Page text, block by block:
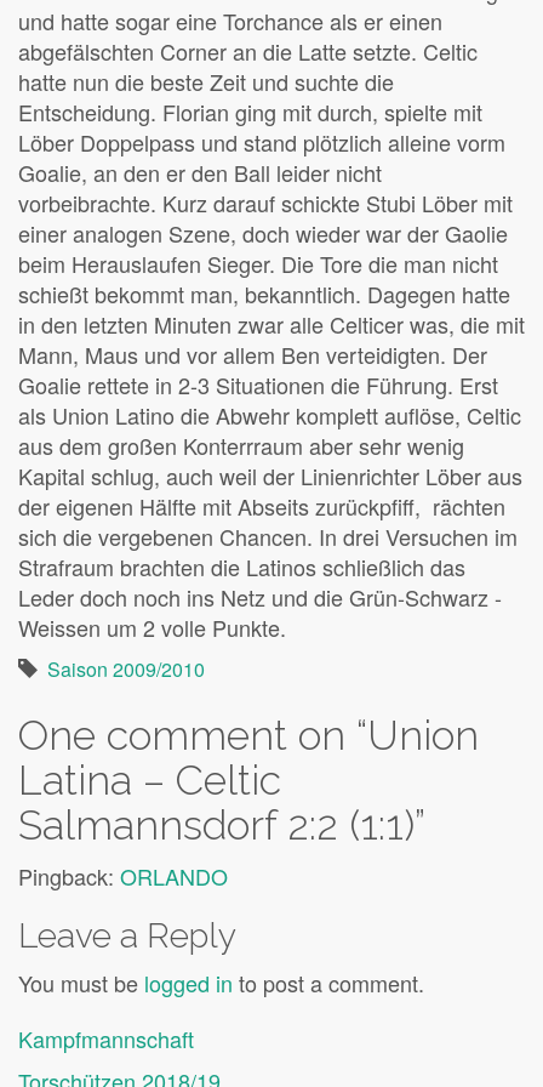
und hatte sogar eine Torchance als er einen
abgefälschten Corner an die Latte setzte. Celtic
hatte nun die beste Zeit und suchte die
Entscheidung. Florian ging mit durch, spielte mit
Löber Doppelpass und stand plötzlich alleine vorm
Goalie, an den er den Ball leider nicht
vorbeibrachte. Kurz darauf schickte Stubi Löber mit
einer analogen Szene, doch wieder war der Gaolie
beim Herauslaufen Sieger. Die Tore die man nicht
schießt bekommt man, bekanntlich. Dagegen hatte
in den letzten Minuten zwar alle Celticer was, die mit
Mann, Maus und vor allem Ben verteidigten. Der
Goalie rettete in 2-3 Situationen die Führung. Erst
als Union Latino die Abwehr komplett auflöse, Celtic
aus dem großen Konterrraum aber sehr wenig
Kapital schlug, auch weil der Linienrichter Löber aus
der eigenen Hälfte mit Abseits zurückpfiff, rächten
sich die vergebenen Chancen. In drei Versuchen im
Strafraum brachten die Latinos schließlich das
Leder doch noch ins Netz und die Grün-Schwarz -
Weissen um 2 volle Punkte.
Saison 2009/2010
One comment on “Union
Latina – Celtic
Salmannsdorf 2:2 (1:1)”
Pingback: ORLANDO
Leave a Reply
You must be logged in to post a comment.
Kampfmannschaft